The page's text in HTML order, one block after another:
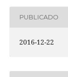
PUBLICADO
2016-12-22